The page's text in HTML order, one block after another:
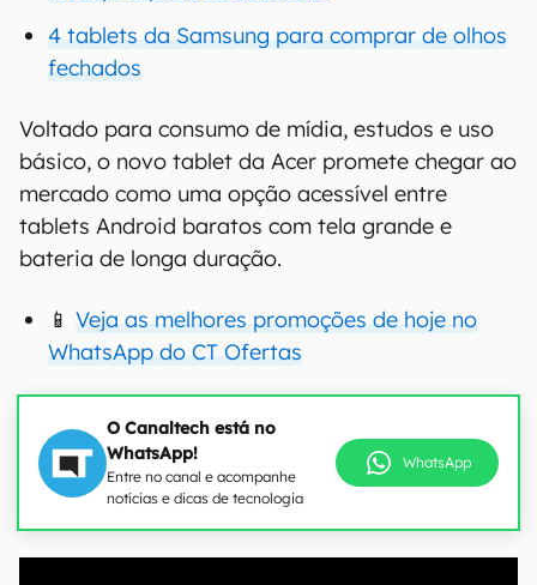
4 tablets da Samsung para comprar de olhos
fechados
Voltado para consumo de mídia, estudos e uso
básico, o novo tablet da Acer promete chegar ao
mercado como uma opção acessível entre
tablets Android baratos com tela grande e
bateria de longa duração.
📱 Veja as melhores promoções de hoje no
WhatsApp do CT Ofertas
O Canaltech está no
WhatsApp!
Entre no canal e acompanhe
notícias e dicas de tecnologia
WhatsApp